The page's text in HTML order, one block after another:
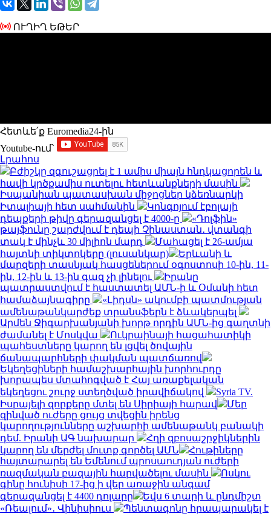
ՈՒՂԻՂ ԵԹԵՐ
Հետևե՛ք Euromedia24-ին
Youtube-ում`
Լրահոս
Բժիշկը զգուշացրել է 1 ամիս միայն հնդկացորեն և
հավի կրծքամիս ուտելու հետևանքների մասին
Իսպանիան պատասխան միջոցներ կձեռնարկի
Իտալիայի հետ սահմանին
Կոնգոյում էբոլայի
դեպքերի թիվը գերազանցել է 4000-ը
«Դոլֆին»
թայֆունը շարժվում է դեպի Չինաստան․ վտանգի
տակ է մինչև 30 միլիոն մարդ
Մահացել է 26-ամյա
հայտնի տիկտոկերը (լուսանկար)
Երևանի և
մարզերի տասնյակ հասցեներում օգոստոսի 10-ին, 11-
ին, 12-ին և 13-ին գազ չի լինելու
Իրանը
պատրաստվում է հաստատել ԱՄՆ-ի և Օմանի հետ
համաձայնագիրը
«Լիդսն» ակումբի պատմության
ամենաթանկարժեք տրանսֆերն է ձևակերպել
Արմեն Ջիգարխանյանի խորթ որդին ԱՄՆ-ից գաղտնի
ժամանել է Մոսկվա
Ուկրաինայի հացահատիկի
պահեստները կարող են լցվել ծովային
ճանապարհների փակման պատճառով
Եկեղեցիների համաշխարհային խորհուրդը
խորապես մտահոգված է Հայ առաքելական
եկեղեցու շուրջ ստեղծված իրավիճակով
Syria TV.
Իսրայելի զորքերը մտել են Սիրիայի հարավ
Մեր
զինված ուժերը ցույց տվեցին իրենց
կարողությունները աշխարհի ամենաթանկ բանակի
դեմ. Իրանի ԱԳ նախարար
Հղի զբոսաշրջիկներին
կարող են մերժել մուտք գործել ԱՄՆ
Հութիները
հայտարարել են Եմենում պրոսաուդյան ուժերի
ռազմական բազային հարվածելու մասին
Ոսկու
գինը հունիսի 17-ից ի վեր առաջին անգամ
գերազանցել է 4400 դոլարը
Եվս 6 տարի և ընդմիշտ
«Ռեալում»․ Վինիսիուս
Պենտագոնը հրապարակել է